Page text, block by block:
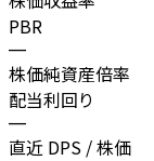
PBR
—
株価純資産倍率
配当利回り
—
直近 DPS / 株価